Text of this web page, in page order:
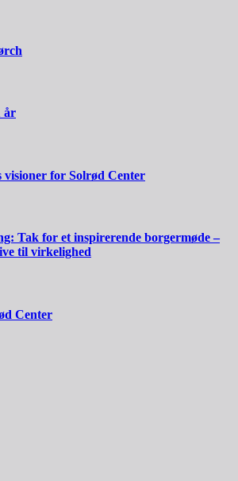
år
visioner for Solrød Center
Tak for et inspirerende borgermøde –
til virkelighed
Center